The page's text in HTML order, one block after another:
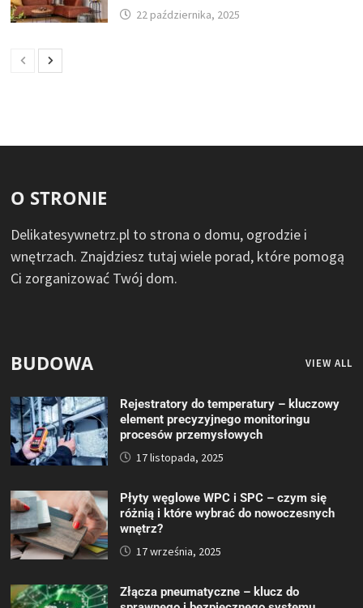
22 października, 2025
O STRONIE
Delikatesywnetrz.pl to strona o domu, ogrodzie i
wnętrzach. Znajdziesz tutaj wiele porad, które pomogą
Ci zorganizować Twój dom.
BUDOWA VIEW ALL
Rejestratory do temperatury – kluczowy
element precyzyjnego monitoringu
procesów przemysłowych
17 listopada, 2025
Płyty węglowe WPC i SPC – czym się
różnią i które wybrać do nowoczesnych
wnętrz?
17 września, 2025
Złącza pneumatyczne – klucz do